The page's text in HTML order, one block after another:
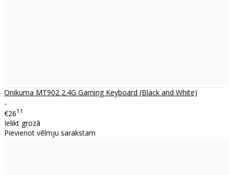
Onikuma MT902 2.4G Gaming Keyboard (Black and White)
..
€2611
Ielikt grozā
Pievienot vēlmju sarakstam